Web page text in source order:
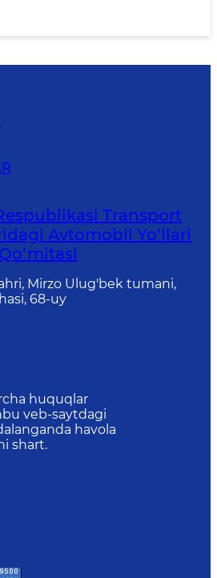
Transport
Avtomobil Yo‘llari
Qo‘mitasi
Mirzo Ulug'bek tumani,
68-uy
huquqlar
veb-saytdagi
havola
shart.